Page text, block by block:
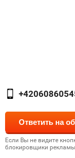
Если Вы не видите
блокировщики рекламы